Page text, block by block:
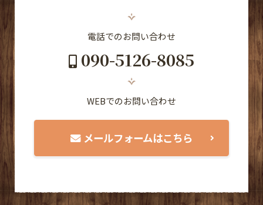
電話でのお問い合わせ
090-5126-8085
WEBでのお問い合わせ
メールフォームはこちら